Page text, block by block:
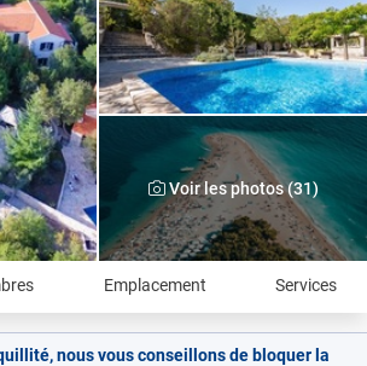
Voir les photos (31)
Emplacement Services
nous vous conseillons de bloquer la